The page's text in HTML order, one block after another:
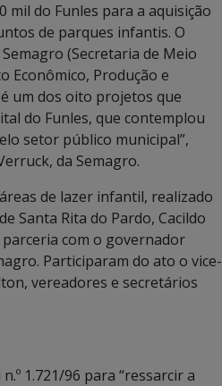
mil do Funles para a aquisição
de parques infantis. O
(Secretaria de Meio
Econômico, Produção e
um dos oito projetos que
do Funles, que contemplou
setor público municipal”,
da Semagro.
de lazer infantil, realizado
Santa Rita do Pardo, Cacildo
com o governador
Participaram do ato o vice-
vereadores e secretários
1.721/96 para “ressarcir a